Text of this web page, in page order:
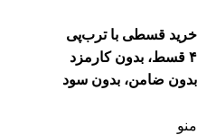
خرید قسطی با ترب‌پی
۴ قسط، بدون کارمزد
بدون ضامن، بدون سود
منو